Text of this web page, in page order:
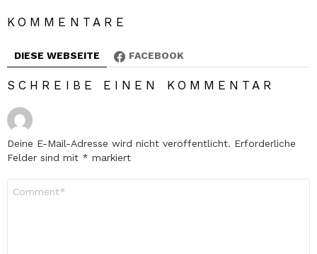
KOMMENTARE
DIESE WEBSEITE FACEBOOK
SCHREIBE EINEN KOMMENTAR
Deine E-Mail-Adresse wird nicht veröffentlicht. Erforderliche
Felder sind mit * markiert